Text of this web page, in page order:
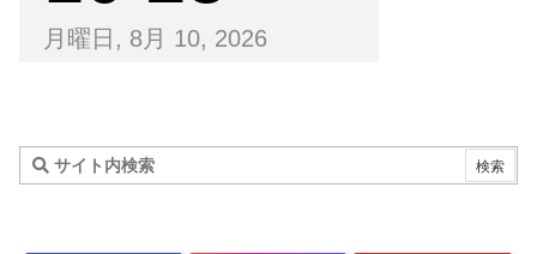
月曜日, 8月 10, 2026